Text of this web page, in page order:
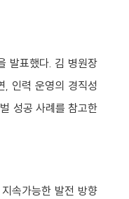
발표했다. 김 병원장
, 인력 운영의 경직성
성공 사례를 참고한
속가능한 발전 방향